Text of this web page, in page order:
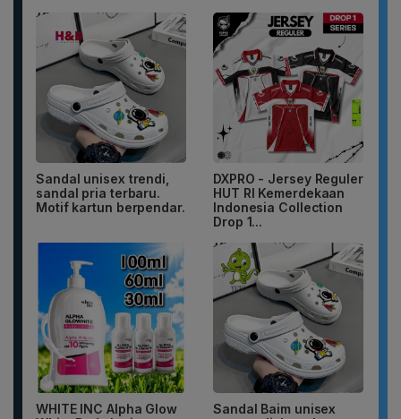
Sandal unisex trendi,
sandal pria terbaru.
Motif kartun berpendar.
DXPRO - Jersey Reguler
HUT RI Kemerdekaan
Indonesia Collection
Drop 1...
WHITE INC Alpha Glow
Sandal Baim unisex